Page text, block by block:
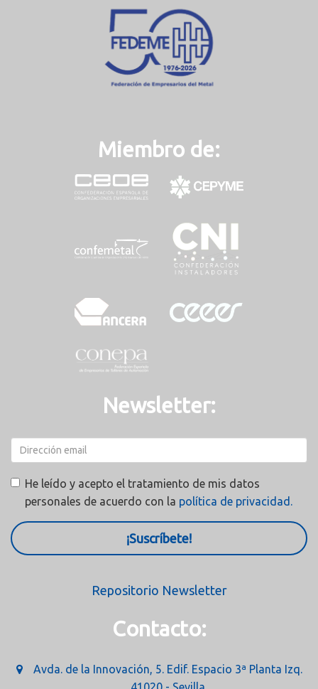
Miembro de:
Newsletter:
He leído y acepto el tratamiento de mis datos
personales de acuerdo con la política de privacidad.
¡Suscríbete!
Repositorio Newsletter
Contacto:
Avda. de la Innovación, 5. Edif. Espacio 3ª Planta Izq.